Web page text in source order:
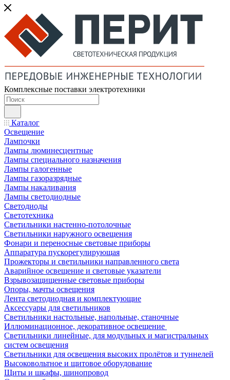
Комплексные поставки электротехники
Каталог
Освещение
Лампочки
Лампы люминесцентные
Лампы специального назначения
Лампы галогенные
Лампы газоразрядные
Лампы накаливания
Лампы светодиодные
Светодиоды
Светотехника
Светильники настенно-потолочные
Светильники наружного освещения
Фонари и переносные световые приборы
Аппаратура пускорегулирующая
Прожекторы и светильники направленного света
Аварийное освещение и световые указатели
Взрывозащищенные световые приборы
Опоры, мачты освещения
Лента светодиодная и комплектующие
Аксессуары для светильников
Светильники настольные, напольные, станочные
Иллюминационное, декоративное освещение
Светильники линейные, для модульных и магистральных
систем освещения
Светильники для освещения высоких пролётов и туннелей
Высоковольтное и щитовое оборудование
Щиты и шкафы, шинопровод